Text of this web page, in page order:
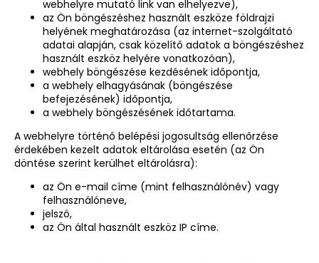
webhelyre mutató link van elhelyezve),
az Ön böngészéshez használt eszköze földrajzi
helyének meghatározása (az internet-szolgáltató
adatai alapján, csak közelítő adatok a böngészéshez
használt eszköz helyére vonatkozóan),
webhely böngészése kezdésének időpontja,
a webhely elhagyásának (böngészése
befejezésének) időpontja,
a webhely böngészésének időtartama.
A webhelyre történő belépési jogosultság ellenőrzése
érdekében kezelt adatok eltárolása esetén (az Ön
döntése szerint kerülhet eltárolásra):
az Ön e-mail címe (mint felhasználónév) vagy
felhasználóneve,
jelszó,
az Ön által használt eszköz IP címe.